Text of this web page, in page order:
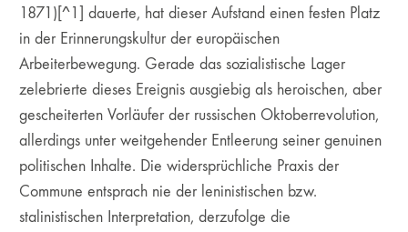
1871)[^1] dauerte, hat dieser Aufstand einen festen Platz
in der Erinnerungskultur der europäischen
Arbeiterbewegung. Gerade das sozialistische Lager
zelebrierte dieses Ereignis ausgiebig als heroischen, aber
gescheiterten Vorläufer der russischen Oktoberrevolution,
allerdings unter weitgehender Entleerung seiner genuinen
politischen Inhalte. Die widersprüchliche Praxis der
Commune entsprach nie der leninistischen bzw.
stalinistischen Interpretation, derzufolge die